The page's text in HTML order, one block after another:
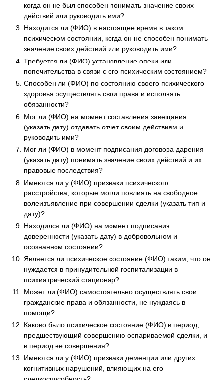
когда он не был способен понимать значение своих
действий или руководить ими?
Находится ли (ФИО) в настоящее время в таком
психическом состоянии, когда он не способен понимать
значение своих действий или руководить ими?
Требуется ли (ФИО) установление опеки или
попечительства в связи с его психическим состоянием?
Способен ли (ФИО) по состоянию своего психического
здоровья осуществлять свои права и исполнять
обязанности?
Мог ли (ФИО) на момент составления завещания
(указать дату) отдавать отчет своим действиям и
руководить ими?
Мог ли (ФИО) в момент подписания договора дарения
(указать дату) понимать значение своих действий и их
правовые последствия?
Имеются ли у (ФИО) признаки психического
расстройства, которые могли повлиять на свободное
волеизъявление при совершении сделки (указать тип и
дату)?
Находился ли (ФИО) на момент подписания
доверенности (указать дату) в добровольном и
осознанном состоянии?
Является ли психическое состояние (ФИО) таким, что он
нуждается в принудительной госпитализации в
психиатрический стационар?
Может ли (ФИО) самостоятельно осуществлять свои
гражданские права и обязанности, не нуждаясь в
помощи?
Каково было психическое состояние (ФИО) в период,
предшествующий совершению оспариваемой сделки, и
в период ее совершения?
Имеются ли у (ФИО) признаки деменции или других
когнитивных нарушений, влияющих на его